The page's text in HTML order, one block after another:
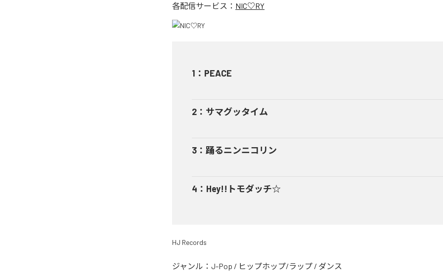
各配信サービス： NIC♡RY
1 ： PEACE
2 ： サマグッタイム
3 ： 踊るニンニコリン
4 ： Hey!!トモダッチ☆
HJ Records
ジャンル： J-Pop / ヒップホップ/ラップ / ダンス